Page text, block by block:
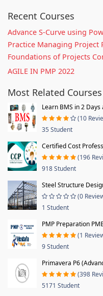
Recent Courses
Advance S-Curve using
Practice Managing Project
Foundations of Projects
AGILE IN PMP 2022
Most Related Courses
Learn BMS in 2 Days
(10
35 Student
Certified Cost
(196
918 Student
Steel Structure
(0
1 Student
PMP Preparation
(1
9 Student
Primavera P6
(398
5171 Student